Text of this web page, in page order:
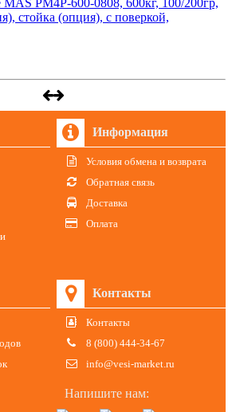
стойка (опция), с поверкой,
Информация
Условия обмена и возврата
Обратная связь
Доставка
Оплата
Контакты
Контакты
8 (800) 444-34-67
info@vesi-market.ru
Напишите нам: